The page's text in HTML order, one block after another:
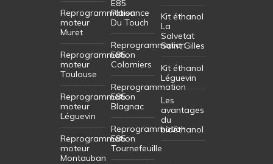
Reprogrammation
moteur
Muret
Reprogrammation
moteur
Toulouse
Reprogrammation
moteur
Léguevin
Reprogrammation
moteur
Montauban
E85
Plaisance
Du Touch
Reprogrammation
E85
Colomiers
Reprogrammation
E85
Blagnac
Reprogrammation
E85
Tournefeuille
Kit éthanol
La
Salvetat
Saint Gilles
Kit éthanol
Léguevin
Les
avantages
du
bioéthanol